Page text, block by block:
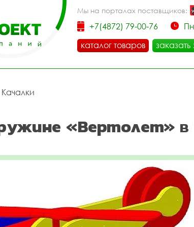
Мы на порталах поставщиков:
+7(4872) 79-00-76
каталог товаров
заказать
Качалки
«Вертолет» в